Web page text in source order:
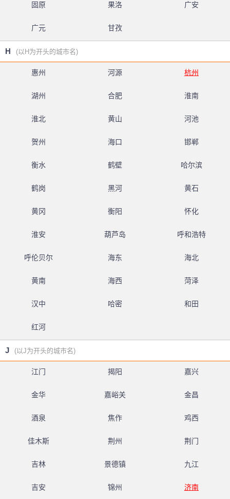
固原 果洛 广安
广元 甘孜
H (以H为开头的城市名)
惠州 河源 杭州
湖州 合肥 淮南
淮北 黄山 河池
贺州 海口 邯郸
衡水 鹤壁 哈尔滨
鹤岗 黑河 黄石
黄冈 衡阳 怀化
淮安 葫芦岛 呼和浩特
呼伦贝尔 海东 海北
黄南 海西 菏泽
汉中 哈密 和田
红河
J (以J为开头的城市名)
江门 揭阳 嘉兴
金华 嘉峪关 金昌
酒泉 焦作 鸡西
佳木斯 荆州 荆门
吉林 景德镇 九江
吉安 锦州 济南